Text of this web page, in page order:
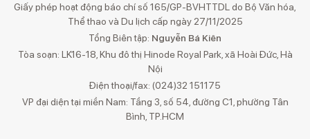
Giấy phép hoạt động báo chí số 165/GP-BVHTTDL do Bộ Văn hóa,
Thể thao và Du lịch cấp ngày 27/11/2025
Tổng Biên tập: Nguyễn Bá Kiên
Tòa soạn: LK16-18, Khu đô thị Hinode Royal Park, xã Hoài Đức, Hà
Nội
Điện thoại/fax: (024)32 151175
VP đại diện tại miền Nam: Tầng 3, số 54, đường C1, phường Tân
Bình, TP.HCM